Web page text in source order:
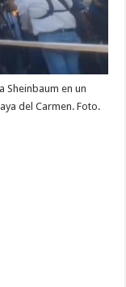
Sheinbaum en un
del Carmen. Foto.